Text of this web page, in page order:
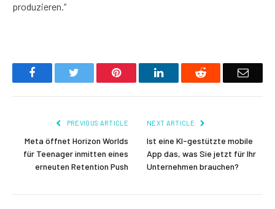
produzieren.“
Facebook Pinterest LinkedIn Reddit Email
PREVIOUS ARTICLE
Meta öffnet Horizon Worlds
für Teenager inmitten eines
erneuten Retention Push
NEXT ARTICLE
Ist eine KI-gestützte mobile
App das, was Sie jetzt für Ihr
Unternehmen brauchen?